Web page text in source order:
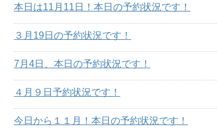
本日は11月11日！本日の予約状況です！
３月19日の予約状況です！
7月4日、本日の予約状況です！
４月９日予約状況です！
今日から１１月！本日の予約状況です！